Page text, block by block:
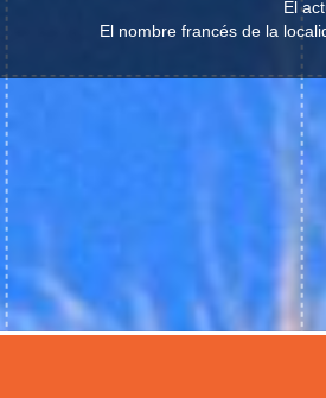
El
El nombre francés de la